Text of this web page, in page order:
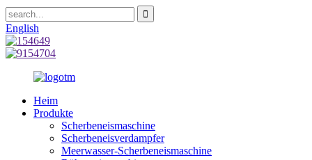
English
Heim
Produkte
Scherbeneismaschine
Scherbeneisverdampfer
Meerwasser-Scherbeneismaschine